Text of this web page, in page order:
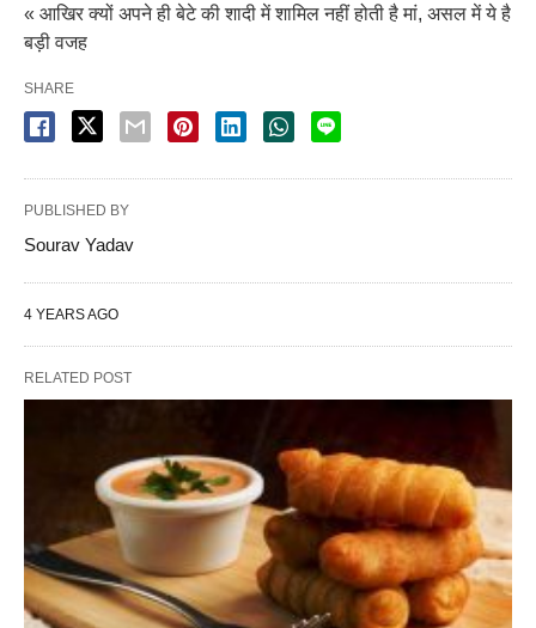
« आखिर क्यों अपने ही बेटे की शादी में शामिल नहीं होती है मां, असल में ये है
बड़ी वजह
SHARE
PUBLISHED BY
Sourav Yadav
4 YEARS AGO
RELATED POST